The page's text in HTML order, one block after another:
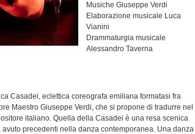
Musiche Giuseppe Verdi
Elaborazione musicale Luca
Vianini
Drammaturgia musicale
Alessandro Taverna
Casadei, eclettica coreografa emiliana formatasi fra
Maestro Giuseppe Verdi, che si propone di tradurre nel
italiano. Quella della Casadei è una resa scenica
precedenti nella danza contemporanea. Una danza